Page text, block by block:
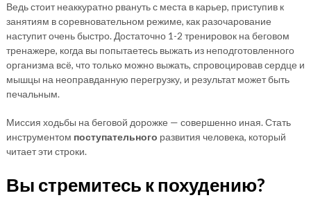
Ведь стоит неаккуратно рвануть с места в карьер, приступив к
занятиям в соревновательном режиме, как разочарование
наступит очень быстро. Достаточно 1-2 тренировок на беговом
тренажере, когда вы попытаетесь выжать из неподготовленного
организма всё, что только можно выжать, спровоцировав сердце и
мышцы на неоправданную перегрузку, и результат может быть
печальным.
Миссия ходьбы на беговой дорожке — совершенно иная. Стать
инструментом поступательного развития человека, который
читает эти строки.
Вы стремитесь к похудению?